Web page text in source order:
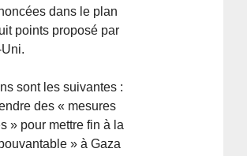
dans le plan
points proposé par
sont les suivantes :
des « mesures
» pour mettre fin à la
» à Gaza